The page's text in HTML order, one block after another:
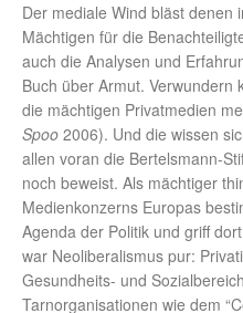
Der mediale Wind bläst denen
Mächtigen für die
auch die Analysen und
Buch über Armut. Verwundern
die mächtigen Privatmedien
Spoo 2006). Und die wissen
allen voran die Bertelsmann-
noch beweist. Als mächtiger
Medienkonzerns Europas
Agenda der Politik und griff
war Neoliberalismus pur:
Gesundheits- und
Tarnorganisationen wie dem